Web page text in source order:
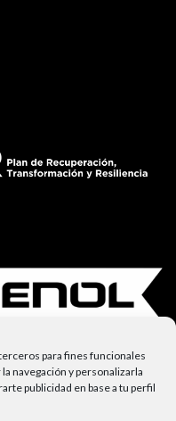
para fines funcionales
navegación y personalizarla
publicidad en base a tu perfil